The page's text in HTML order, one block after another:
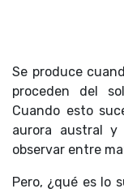
Se produce
proceden del
Cuando esto
aurora austral y
observar entre
Pero, ¿qué es lo